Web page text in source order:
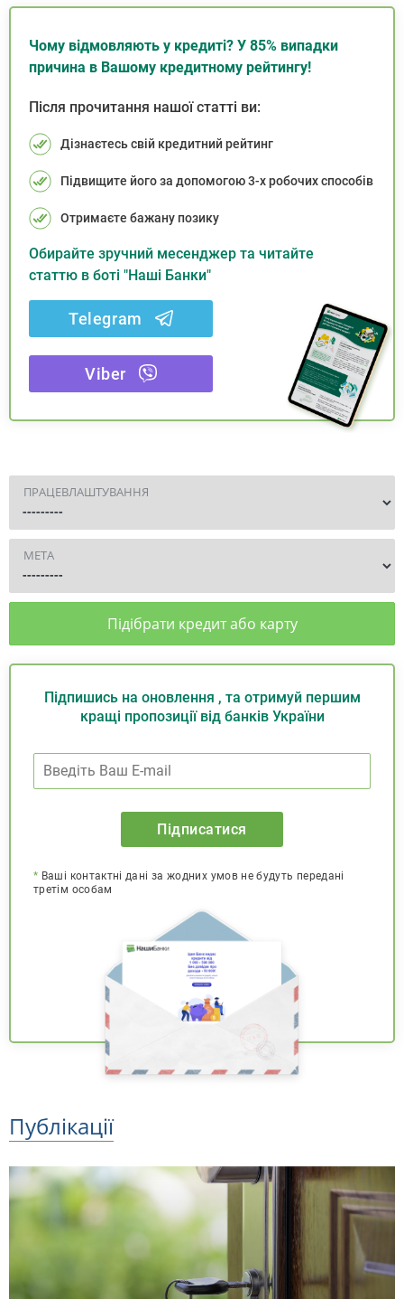
Чому відмовляють у кредиті? У 85% випадки
причина в Вашому кредитному рейтингу!
Після прочитання нашої статті ви:
Дізнаєтесь свій кредитний рейтинг
Підвищите його за допомогою 3-х робочих способів
Отримаєте бажану позику
Обирайте зручний месенджер та читайте
статтю в боті "Наші Банки"
Telegram
Viber
ПРАЦЕВЛАШТУВАННЯ
МЕТА
Підібрати кредит або карту
Підпишись на оновлення , та отримуй першим
кращі пропозиції від банків України
Підписатися
* Ваші контактні дані за жодних умов не будуть передані
третім особам
Публікації